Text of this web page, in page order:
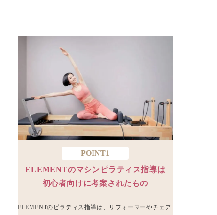
POINT1
ELEMENTのマシンピラティス指導は
初心者向けに考案されたもの
ELEMENTのピラティス指導は、リフォーマーやチェア